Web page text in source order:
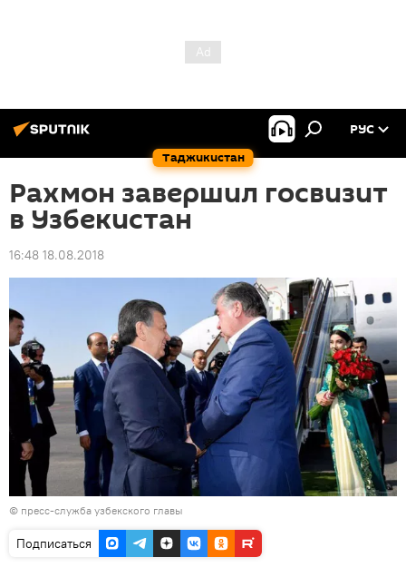
Таджикистан
РУС
Рахмон завершил госвизит
в Узбекистан
16:48 18.08.2018
© пресс-служба узбекского главы
Подписаться